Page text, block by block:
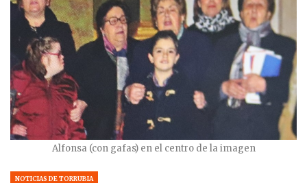
Alfonsa (con gafas) en el centro de la imagen
NOTICIAS DE TORRUBIA